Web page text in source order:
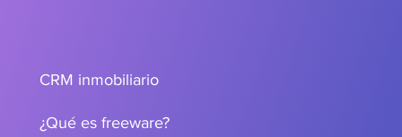
CRM inmobiliario
¿Qué es freeware?